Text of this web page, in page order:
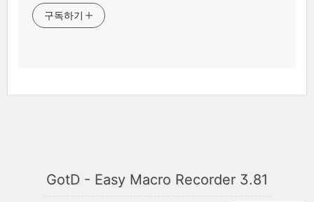
구독하기
GotD - Easy Macro Recorder 3.81